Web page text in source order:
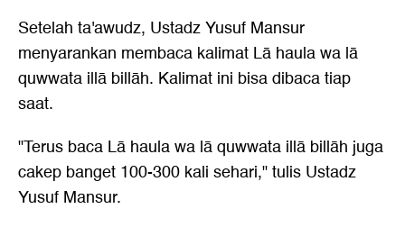
Setelah ta'awudz, Ustadz Yusuf Mansur
menyarankan membaca kalimat Lā haula wa lā
quwwata illā billāh. Kalimat ini bisa dibaca tiap
saat.
"Terus baca Lā haula wa lā quwwata illā billāh juga
cakep banget 100-300 kali sehari," tulis Ustadz
Yusuf Mansur.